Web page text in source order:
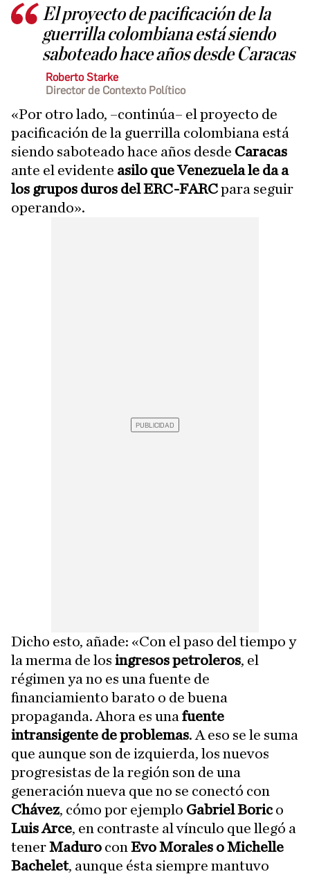
El proyecto de pacificación de la
guerrilla colombiana está siendo
saboteado hace años desde Caracas
Roberto Starke
Director de Contexto Político
«Por otro lado, –continúa– el proyecto de
pacificación de la guerrilla colombiana está
siendo saboteado hace años desde Caracas
ante el evidente asilo que Venezuela le da a
los grupos duros del ERC-FARCpara seguir
operando».
Dicho esto, añade: «Con el paso del tiempo y
la merma de los ingresos petroleros, el
régimen ya no es una fuente de
financiamiento barato o de buena
propaganda. Ahora es una fuente
intransigente de problemas. A eso se le suma
que aunque son de izquierda, los nuevos
progresistas de la región son de una
generación nueva que no se conectó con
Chávez, cómo por ejemplo Gabriel Borico
Luis Arce, en contraste al vínculo que llegó a
tenerMaduro con Evo Morales o Michelle
Bachelet, aunque ésta siempre mantuvo